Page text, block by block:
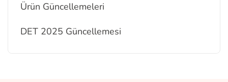
Ürün Güncellemeleri
DET 2025 Güncellemesi